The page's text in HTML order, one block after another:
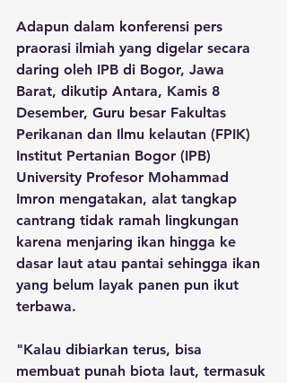
Adapun dalam konferensi pers
praorasi ilmiah yang digelar secara
daring oleh IPB di Bogor, Jawa
Barat, dikutip Antara, Kamis 8
Desember, Guru besar Fakultas
Perikanan dan Ilmu kelautan (FPIK)
Institut Pertanian Bogor (IPB)
University Profesor Mohammad
Imron mengatakan, alat tangkap
cantrang tidak ramah lingkungan
karena menjaring ikan hingga ke
dasar laut atau pantai sehingga ikan
yang belum layak panen pun ikut
terbawa.
"Kalau dibiarkan terus, bisa
membuat punah biota laut, termasuk